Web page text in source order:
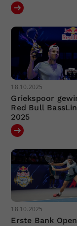
18.10.2025
Griekspoor
Red Bull
2025
18.10.2025
Erste Bank